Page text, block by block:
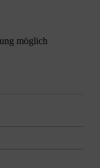
möglich